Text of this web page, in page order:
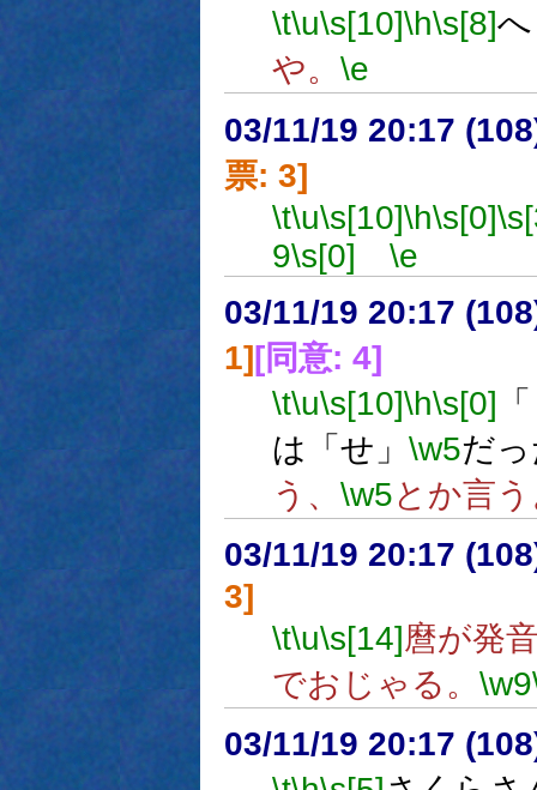
\t\u\s[10]\h\s[8]
や。 \e
03/11/19 20:17
票: 3]
\t\u\s[10]\h\s[0]
9\s[0]
\e
03/11/19 20:17
1][同意: 4]
\t\u\s[10]\h\s[0]
は「せ」 \w5だ
う、 \w5とか言
03/11/19 20:17
3]
\t\u\s[14]麿が発
でおじゃる。 \w9
03/11/19 20:17